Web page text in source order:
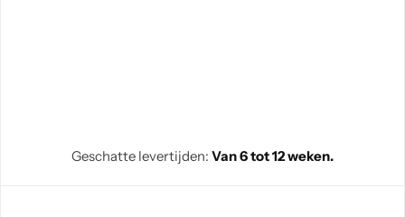
Geschatte levertijden: Van 6 tot 12 weken.